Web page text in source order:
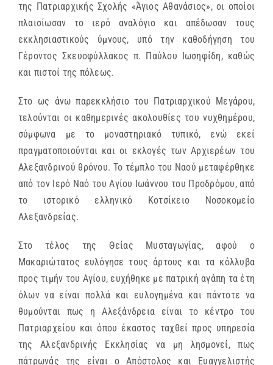
της Πατριαρχικής Σχολής «Άγιος Αθανάσιος», οι οποίοι
πλαισίωσαν το ιερό αναλόγιο και απέδωσαν τους
εκκλησιαστικούς ύμνους, υπό την καθοδήγηση του
Γέροντος Σκευοφύλλακος π. Παύλου Ιωσηφίδη, καθώς
και πιστοί της πόλεως.
Στο ως άνω παρεκκλήσιο του Πατριαρχικού Μεγάρου,
τελούνται οι καθημερινές ακολουθίες του νυχθημέρου,
σύμφωνα με το μοναστηριακό τυπικό, ενώ εκεί
πραγματοποιούνται και οι εκλογές των Αρχιερέων του
Αλεξανδρινού θρόνου. Το τέμπλο του Ναού μεταφέρθηκε
από τον Ιερό Ναό του Αγίου Ιωάννου του Προδρόμου, από
το ιστορικό ελληνικό Κοτσίκειο Νοσοκομείο
Αλεξανδρείας.
Στο τέλος της Θείας Μυσταγωγίας, αφού ο
Μακαριώτατος ευλόγησε τους άρτους και τα κόλλυβα
προς τιμήν του Αγίου, ευχήθηκε με πατρική αγάπη τα έτη
όλων να είναι πολλά και ευλογημένα και πάντοτε να
θυμούνται πως η Αλεξάνδρεια είναι το κέντρο του
Πατριαρχείου και όπου έκαστος ταχθεί προς υπηρεσία
της Αλεξανδρινής Εκκλησίας να μη λησμονεί, πως
πάτρωνάς της είναι ο Απόστολος και Ευαγγελιστής